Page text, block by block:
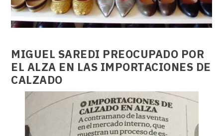
MIGUEL SAREDI PREOCUPADO POR
EL ALZA EN LAS IMPORTACIONES DE
CALZADO